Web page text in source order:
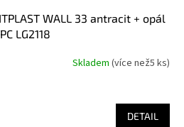
PC LG2118
Skladem(více než5 ks)
DETAIL